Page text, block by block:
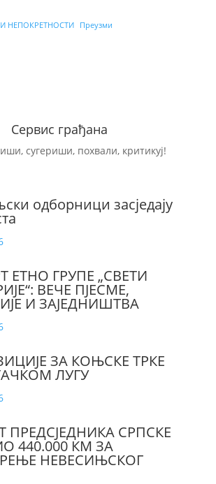
НЕПОКРЕТНОСТИ Преузми
Сервис грађана
сугериши, похвали, критикуј!
одборници засједају
ЕТНО ГРУПЕ „СВЕТИ
ВЕЧЕ ПЈЕСМЕ,
И ЗАЈЕДНИШТВА
ЗА КОЊСКЕ ТРКЕ
ЛУГУ
ПРЕДСЈЕДНИКА СРПСКЕ
440.000 КМ ЗА
НЕВЕСИЊСКОГ